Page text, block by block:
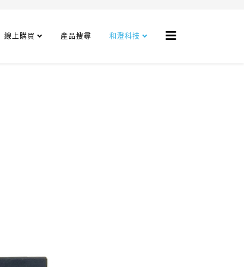
線上購買 產品搜尋 和澄科技